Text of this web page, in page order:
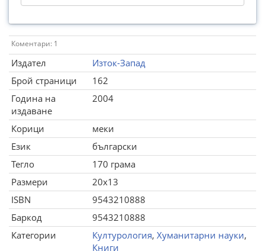
Коментари: 1
Издател
Изток-Запад
Брой страници
162
Година на
издаване
2004
Корици
меки
Език
български
Тегло
170 грама
Размери
20x13
ISBN
9543210888
Баркод
9543210888
Категории
Културология, Хуманитарни науки,
Книги